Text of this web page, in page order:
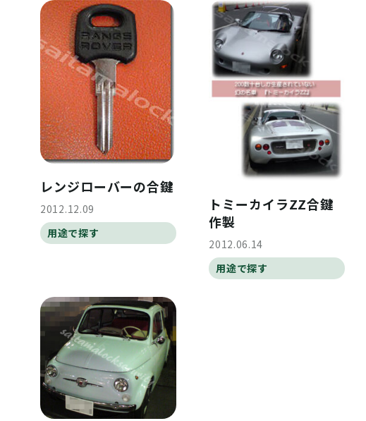
レンジローバーの合鍵
2012.12.09
用途で探す
トミーカイラZZ合鍵
作製
2012.06.14
用途で探す